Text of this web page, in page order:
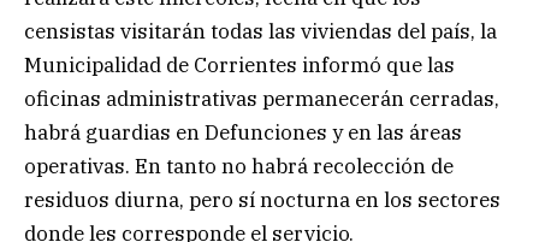
censistas visitarán todas las viviendas del país, la
Municipalidad de Corrientes informó que las
oficinas administrativas permanecerán cerradas,
habrá guardias en Defunciones y en las áreas
operativas. En tanto no habrá recolección de
residuos diurna, pero sí nocturna en los sectores
donde les corresponde el servicio.